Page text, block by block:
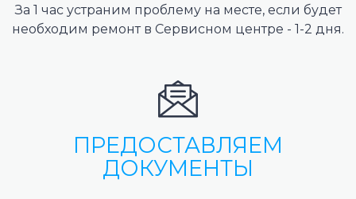
За 1 час устраним проблему на месте, если будет
необходим ремонт в Сервисном центре - 1-2 дня.
ПРЕДОСТАВЛЯЕМ
ДОКУМЕНТЫ